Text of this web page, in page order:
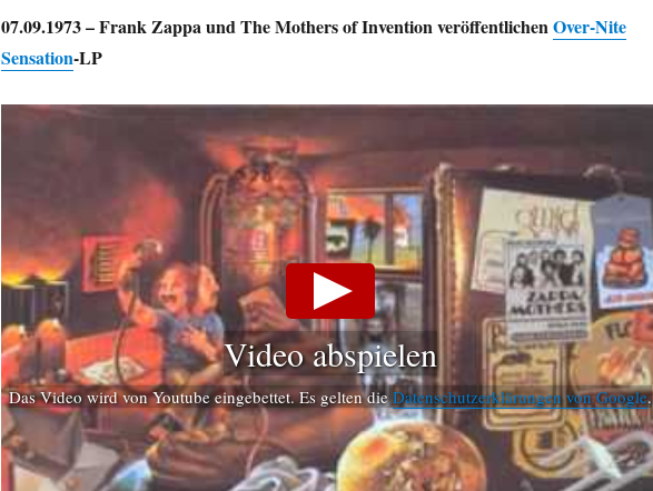
07.09.1973 – Frank Zappa und The Mothers of Invention veröffentlichenOver-Nite
Sensation-LP
Video abspielen
Das Video wird von Youtube eingebettet. Es gelten die Datenschutzerklärungen von Google.